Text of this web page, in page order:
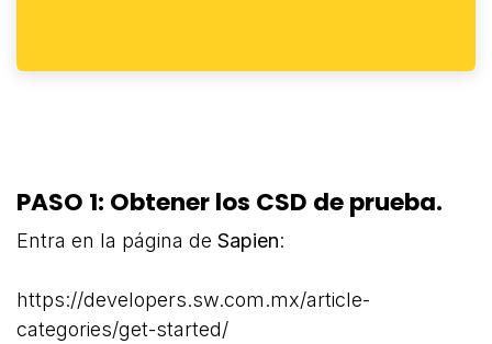
PASO 1: Obtener los CSD de prueba.
Entra en la página de Sapien:
https://developers.sw.com.mx/article-
categories/get-started/